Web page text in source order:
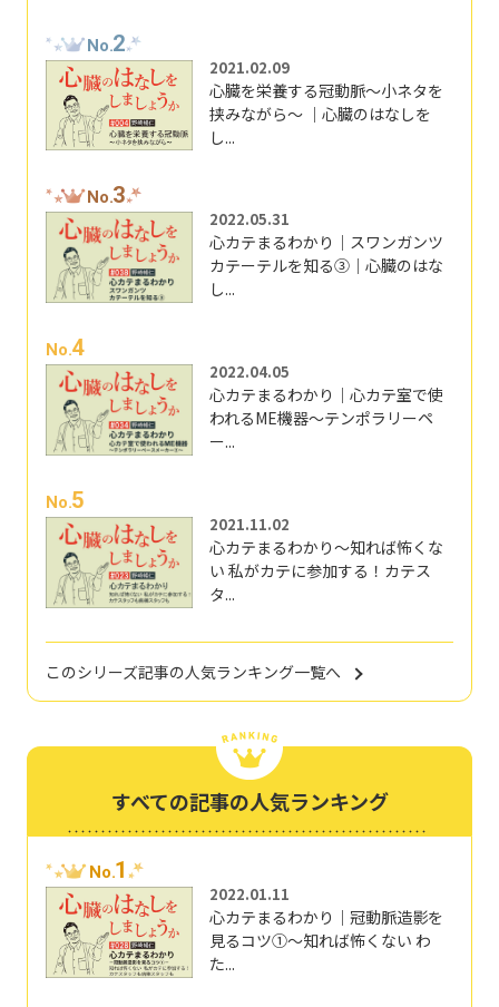
No.2
2021.02.09
心臓を栄養する冠動脈～小ネタを
挟みながら～ ｜心臓のはなしを
し...
No.3
2022.05.31
心カテまるわかり｜スワンガンツ
カテーテルを知る③｜心臓のはな
し...
No.4
2022.04.05
心カテまるわかり｜心カテ室で使
われるME機器～テンポラリーペ
ー...
No.5
2021.11.02
心カテまるわかり～知れば怖くな
い 私がカテに参加する！カテス
タ...
このシリーズ記事の人気ランキング一覧へ
すべての記事の人気ランキング
No.1
2022.01.11
心カテまるわかり｜冠動脈造影を
見るコツ①～知れば怖くない わ
た...